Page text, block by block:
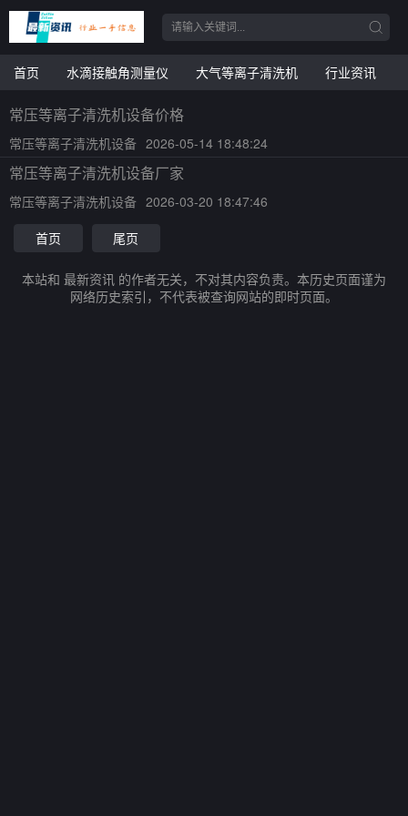
首页 水滴接触角测量仪 大气等离子清洗机 行业资讯
常压等离子清洗机设备价格
常压等离子清洗机设备 2026-05-14 18:48:24
常压等离子清洗机设备厂家
常压等离子清洗机设备 2026-03-20 18:47:46
首页
尾页
本站和 最新资讯 的作者无关，不对其内容负责。本历史页面谨为
网络历史索引，不代表被查询网站的即时页面。